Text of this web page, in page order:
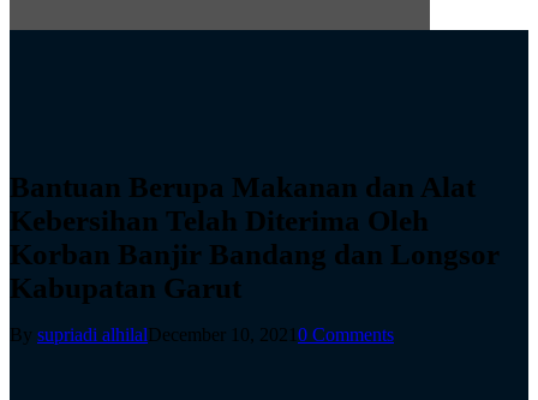
Bantuan Berupa Makanan dan Alat
Kebersihan Telah Diterima Oleh
Korban Banjir Bandang dan Longsor
Kabupatan Garut
By supriadi alhilalDecember 10, 20210 Comments